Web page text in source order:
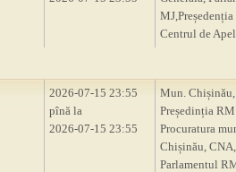
Centrul de Apel
2026-07-15 23:55
pînă la
2026-07-15 23:55
Mun. Chișinău,
Președinția
Procuratura
Chișinău, CNA,
Parlamentul